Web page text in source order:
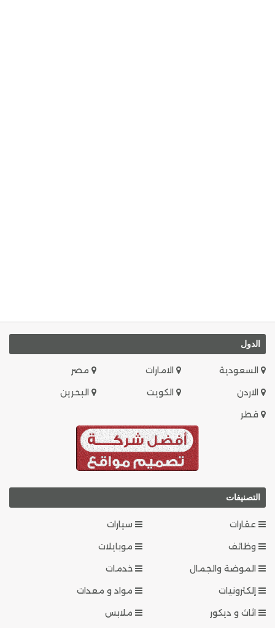
الدول
السعودية الامارات
مصر
الاردن
الكويت
البحرين
قطر
التصنيفات
عقارات
سيارات
وظائف
موبايلات
الموضة والجمال
خدمات
إلكترونيات
مواد و معدات
اثاث و ديكور
ملابس